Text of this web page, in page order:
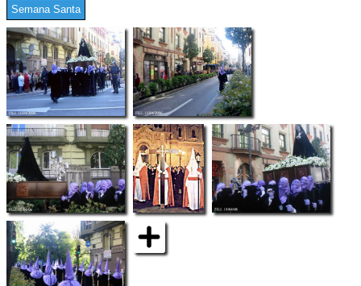
Semana Santa